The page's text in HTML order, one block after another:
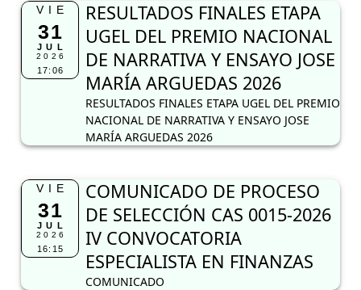
VIE
31
JUL
2026
17:06
RESULTADOS FINALES ETAPA
UGEL DEL PREMIO NACIONAL
DE NARRATIVA Y ENSAYO JOSE
MARÍA ARGUEDAS 2026
RESULTADOS FINALES ETAPA UGEL DEL PREMIO
NACIONAL DE NARRATIVA Y ENSAYO JOSE
MARÍA ARGUEDAS 2026
VIE
31
JUL
2026
16:15
COMUNICADO DE PROCESO
DE SELECCIÓN CAS 0015-2026
IV CONVOCATORIA
ESPECIALISTA EN FINANZAS
COMUNICADO